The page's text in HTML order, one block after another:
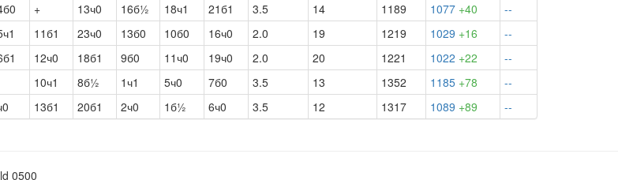
+ 13ч0 16б½ 18ч1 21б1 3.5 14 1189 1077 +40
--
11б1 23ч0 13б0 10б0 16ч0 2.0 19 1219 1029 +16
--
12ч0 18б1 9б0 11ч0 19ч0 2.0 20 1221 1022 +22
--
10ч1 8б½ 1ч1 5ч0 7б0 3.5 13 1352 1185 +78
--
13б1 20б1 2ч0 1б½ 6ч0 3.5 12 1317 1089 +89 --
0500